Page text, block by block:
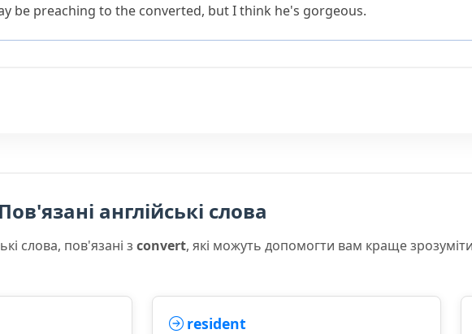
be preaching to the converted, but I think he's gorgeous.
Пов'язані англійські слова
слова, пов'язані з convert, які можуть допомогти вам краще
resident